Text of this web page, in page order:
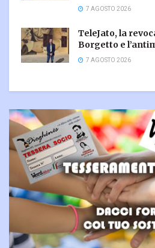
7 AGOSTO 2026
TeleJato, la
Borgetto e
7 AGOSTO 2026